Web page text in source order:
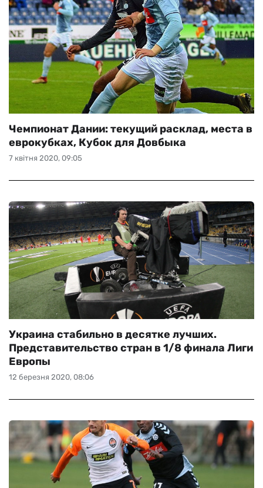
7 квітня 2020, 09:05
Чемпионат Дании: текущий расклад, места в
еврокубках, Кубок для Довбыка
12 березня 2020, 08:06
Украина стабильно в десятке лучших.
Представительство стран в 1/8 финала Лиги
Европы